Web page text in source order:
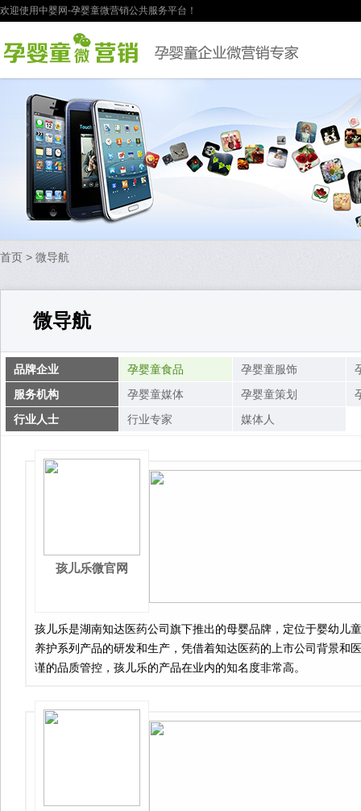
欢迎使用中婴网-孕婴童微营销公共服务平台！
首页 > 微导航
微导航
品牌企业 孕婴童食品 孕婴童服饰
服务机构
孕婴童媒体 孕婴童策划
行业人士
行业专家 媒体人
孩儿乐微官网
孩儿乐是湖南知达医药公司旗下推出的母婴品牌，定位于婴幼儿
养护系列产品的研发和生产，凭借着知达医药的上市公司背景和
谨的品质管控，孩儿乐的产品在业内的知名度非常高。